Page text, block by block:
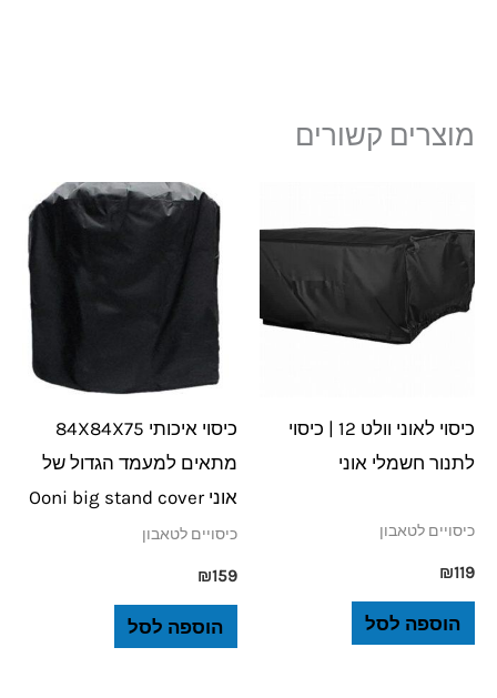
מוצרים קשורים
כיסוי לאוני וולט 12 | כיסוי
לתנור חשמלי אוני
כיסויים לטאבון
₪119
הוספה לסל
כיסוי איכותי 84X84X75
מתאים למעמד הגדול של
אוני Ooni big stand cover
כיסויים לטאבון
₪159
הוספה לסל